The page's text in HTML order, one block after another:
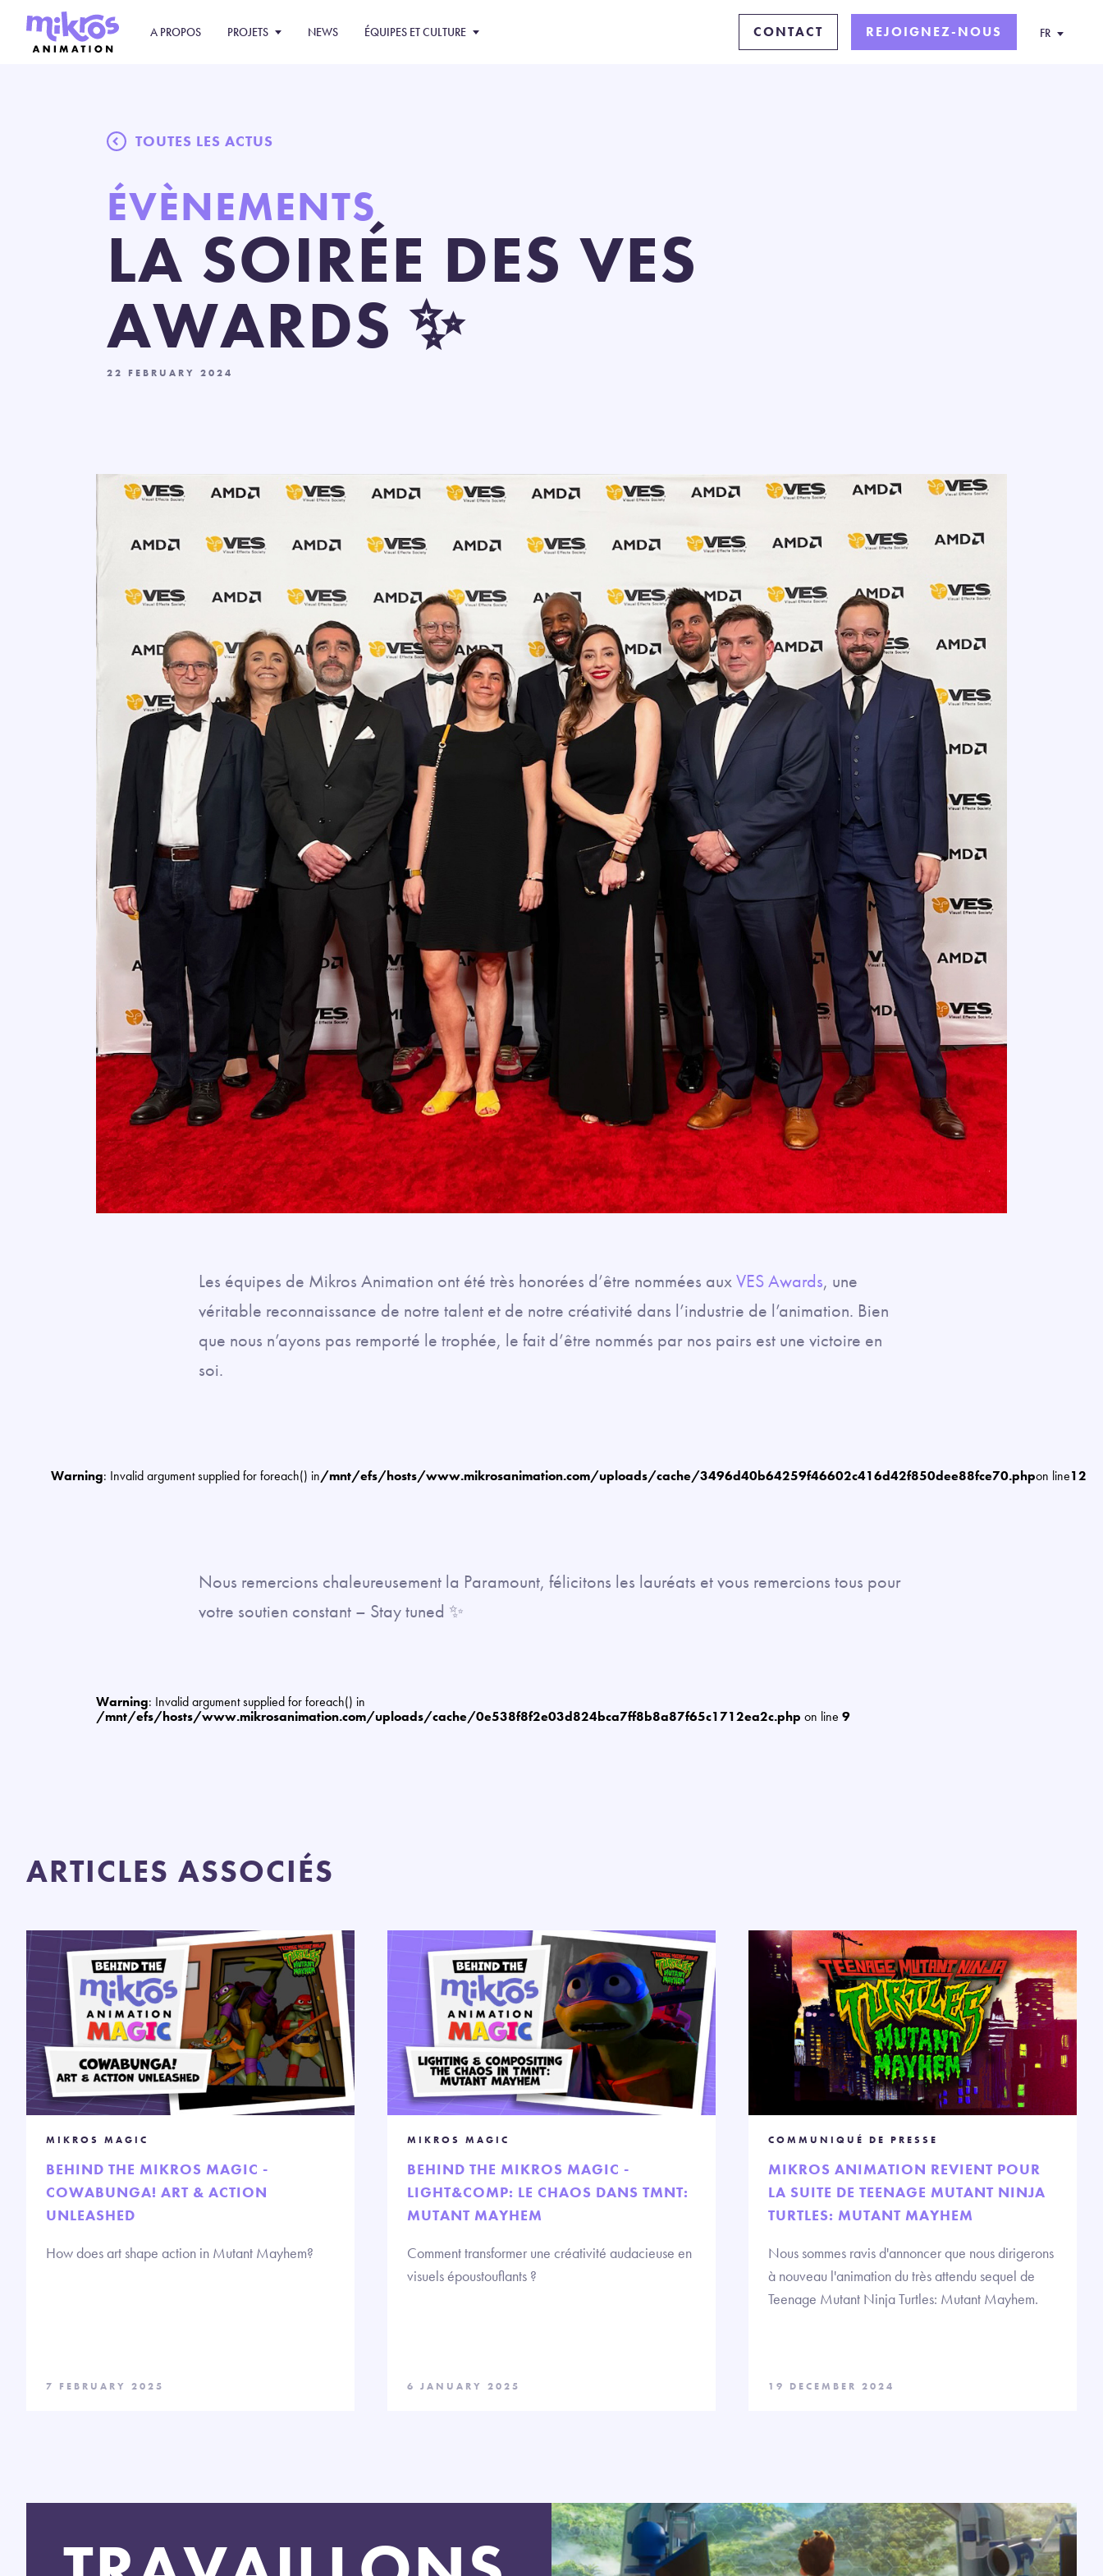
A PROPOS PROJETS NEWS ÉQUIPES ET CULTURE CONTACT REJOIGNEZ-NOUS FR
TOUTES LES ACTUS
ÉVÈNEMENTS
LA SOIRÉE DES VES
AWARDS ✨
22 FEBRUARY 2024
Les équipes de Mikros Animation ont été très honorées d’être nommées auxVES Awards, une
véritable reconnaissance de notre talent et de notre créativité dans l’industrie de l’animation. Bien
que nous n’ayons pas remporté le trophée, le fait d’être nommés par nos pairs est une victoire en
soi.
Warning: Invalid argument supplied for foreach() in/mnt/efs/hosts/www.mikrosanimation.com/uploads/cache/3496d40b64259f46602c416d42f850dee88fce70.phpon line12
Nous remercions chaleureusement la Paramount, félicitons les lauréats et vous remercions tous pour
votre soutien constant – Stay tuned ✨
Warning: Invalid argument supplied for foreach() in
/mnt/efs/hosts/www.mikrosanimation.com/uploads/cache/0e538f8f2e03d824bca7ff8b8a87f65c1712ea2c.php on line 9
ARTICLES ASSOCIÉS
MIKROS MAGIC
BEHIND THE MIKROS MAGIC -
COWABUNGA! ART & ACTION
UNLEASHED
How does art shape action in Mutant Mayhem?
7 FEBRUARY 2025
MIKROS MAGIC
BEHIND THE MIKROS MAGIC -
LIGHT&COMP: LE CHAOS DANS TMNT:
MUTANT MAYHEM
Comment transformer une créativité audacieuse en
visuels époustouflants ?
6 JANUARY 2025
COMMUNIQUÉ DE PRESSE
MIKROS ANIMATION REVIENT POUR
LA SUITE DE TEENAGE MUTANT NINJA
TURTLES: MUTANT MAYHEM
Nous sommes ravis d'annoncer que nous dirigerons
à nouveau l'animation du très attendu sequel de
Teenage Mutant Ninja Turtles: Mutant Mayhem.
19 DECEMBER 2024